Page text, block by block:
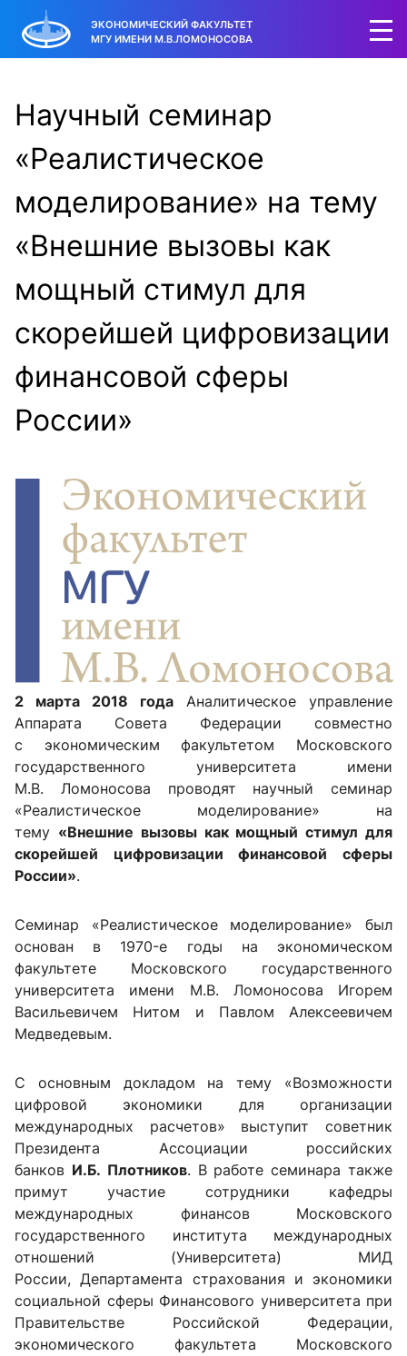
ЭКОНОМИЧЕСКИЙ ФАКУЛЬТЕТ
МГУ ИМЕНИ М.В.ЛОМОНОСОВА
Научный семинар
«Реалистическое
моделирование» на тему
«Внешние вызовы как
мощный стимул для
скорейшей цифровизации
финансовой сферы
России»
2 марта 2018 года
Аналитическое управление
Аппарата Совета Федерации совместно
с экономическим факультетом Московского
государственного университета имени
М.В. Ломоносова проводят научный семинар
«Реалистическое моделирование» на
тему «Внешние вызовы как мощный стимул для
скорейшей цифровизации финансовой сферы
России».
Семинар «Реалистическое моделирование» был
основан в 1970-е годы на экономическом
факультете Московского государственного
университета имени М.В. Ломоносова Игорем
Васильевичем Нитом и Павлом Алексеевичем
Медведевым.
С
основным докладом на тему «Возможности
цифровой экономики для организации
международных расчетов» выступит советник
Президента Ассоциации российских
банков И.Б. Плотников. В работе семинара также
примут участие сотрудники кафедры
международных финансов Московского
государственного института международных
отношений (Университета) МИД
России, Департамента страхования и экономики
социальной сферы Финансового университета при
Правительстве Российской Федерации,
экономического факультета Московского